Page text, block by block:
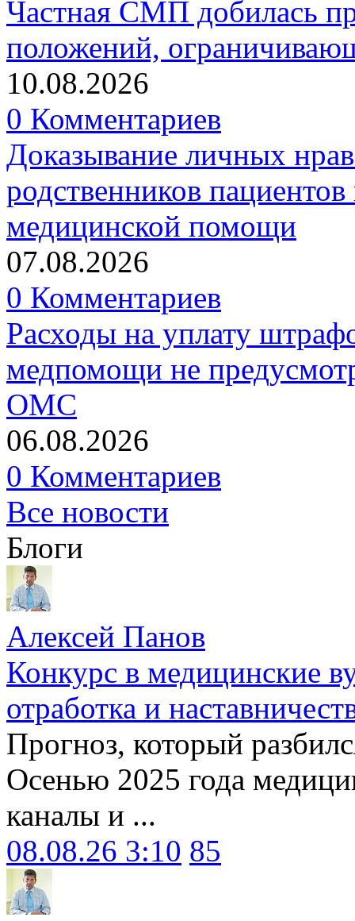
Частная СМП добилась
положений,
10.08.2026
0 Комментариев
Доказывание личных
родственников
медицинской помощи
07.08.2026
0 Комментариев
Расходы на уплату
медпомощи не
ОМС
06.08.2026
0 Комментариев
Все новости
Блоги
Алексей Панов
Конкурс в медицинские
отработка и
Прогноз, который
Осенью 2025 года
каналы и ...
08.08.26 3:10 85